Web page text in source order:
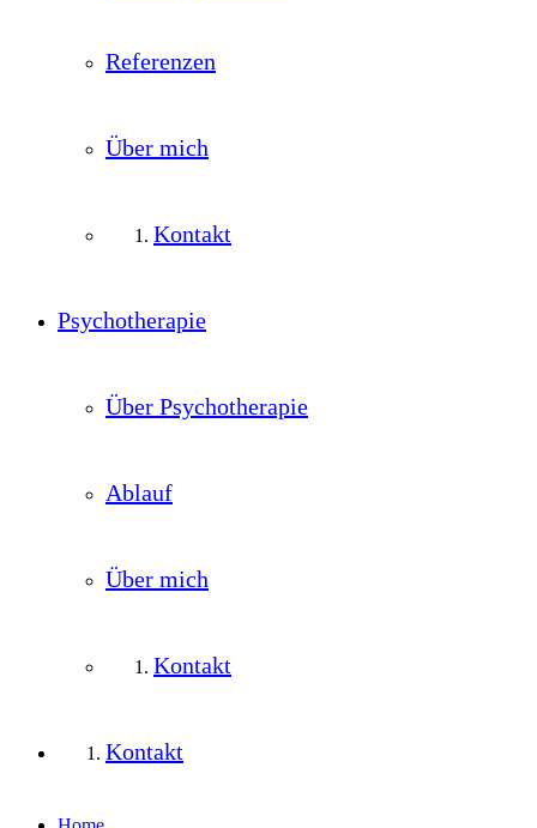
Referenzen
Über mich
Kontakt
Psychotherapie
Über Psychotherapie
Ablauf
Über mich
Kontakt
Kontakt